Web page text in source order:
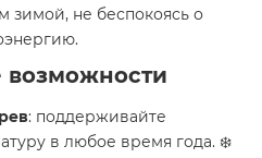
зимой, не беспокоясь о
: поддерживайте
в любое время года. ❄️